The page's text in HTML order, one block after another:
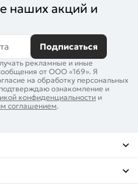
наших акций и
Подписаться
рекламные и иные
от ООО «169». Я
на обработку персональных
ознакомление и
конфиденциальности и
соглашением.